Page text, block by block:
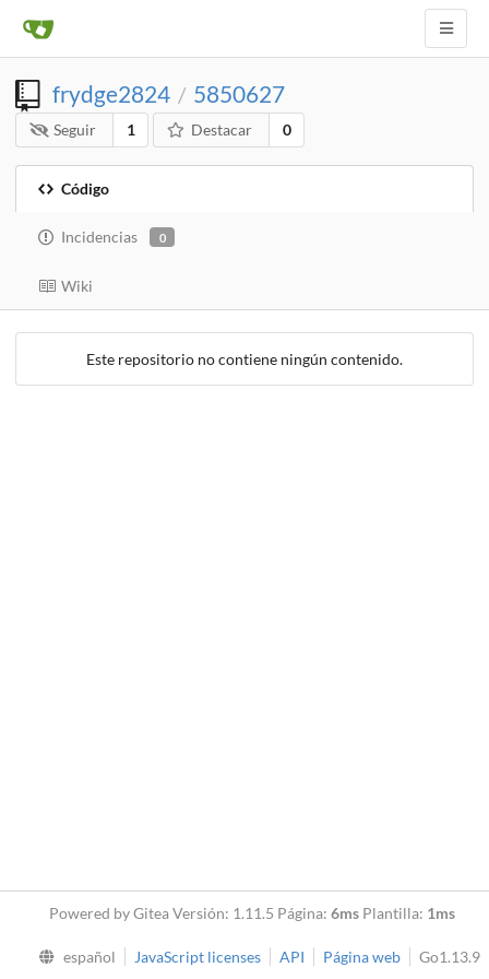
frydge2824 / 5850627
Seguir 1 Destacar 0
Código
Incidencias 0
Wiki
Este repositorio no contiene ningún contenido.
Powered by Gitea Versión: 1.11.5 Página: 6ms Plantilla: 1ms
español JavaScript licenses API Página web Go1.13.9